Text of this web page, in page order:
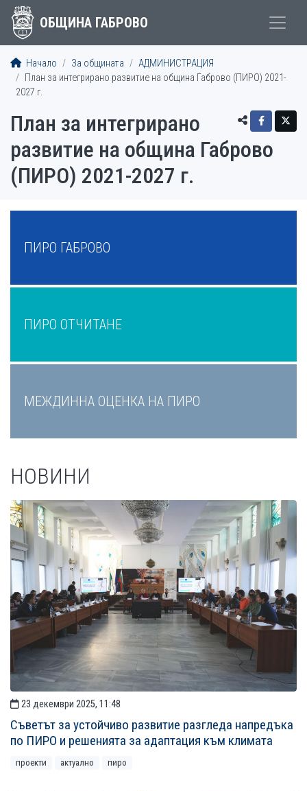
ОБЩИНА ГАБРОВО
Начало За общината
АДМИНИСТРАЦИЯ
План за интегрирано развитие на община Габрово (ПИРО) 2021-
2027 г.
План за интегрирано
развитие на община Габрово
(ПИРО) 2021-2027 г.
МЕНЮ
ПИРО ГАБРОВО
ПИРО ОТЧИТАНЕ
МЕЖДИННА ОЦЕНКА НА ПИРО
НОВИНИ
23 декември 2025, 11:48
Съветът за устойчиво развитие разгледа напредъка
по ПИРО и решенията за адаптация към климата
проекти актуално пиро